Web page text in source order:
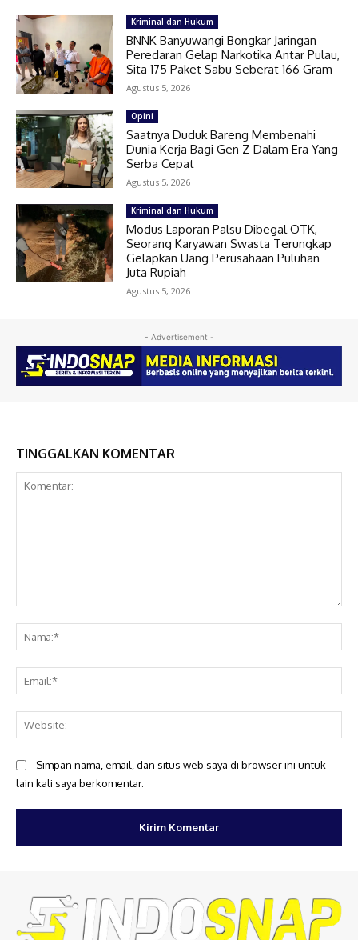
Kriminal dan Hukum
BNNK Banyuwangi Bongkar Jaringan
Peredaran Gelap Narkotika Antar Pulau,
Sita 175 Paket Sabu Seberat 166 Gram
Agustus 5, 2026
Opini
Saatnya Duduk Bareng Membenahi
Dunia Kerja Bagi Gen Z Dalam Era Yang
Serba Cepat
Agustus 5, 2026
Kriminal dan Hukum
Modus Laporan Palsu Dibegal OTK,
Seorang Karyawan Swasta Terungkap
Gelapkan Uang Perusahaan Puluhan
Juta Rupiah
Agustus 5, 2026
- Advertisement -
TINGGALKAN KOMENTAR
Simpan nama, email, dan situs web saya di browser ini untuk
lain kali saya berkomentar.